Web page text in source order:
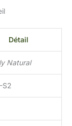
Détail
Natural
S2